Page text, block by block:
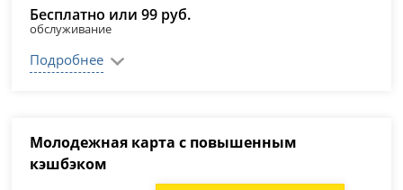
Бесплатно или 99 руб.
обслуживание
Подробнее
Молодежная карта с повышенным
кэшбэком